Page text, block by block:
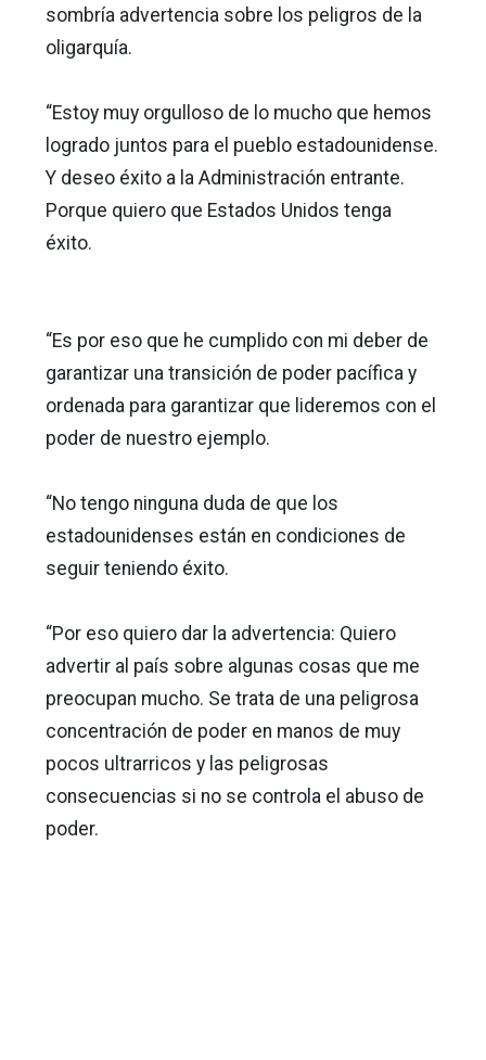
sombría advertencia sobre los peligros de la
oligarquía.
“Estoy muy orgulloso de lo mucho que hemos
logrado juntos para el pueblo estadounidense.
Y deseo éxito a la Administración entrante.
Porque quiero que Estados Unidos tenga
éxito.
“Es por eso que he cumplido con mi deber de
garantizar una transición de poder pacífica y
ordenada para garantizar que lideremos con el
poder de nuestro ejemplo.
“No tengo ninguna duda de que los
estadounidenses están en condiciones de
seguir teniendo éxito.
“Por eso quiero dar la advertencia: Quiero
advertir al país sobre algunas cosas que me
preocupan mucho. Se trata de una peligrosa
concentración de poder en manos de muy
pocos ultrarricos y las peligrosas
consecuencias si no se controla el abuso de
poder.